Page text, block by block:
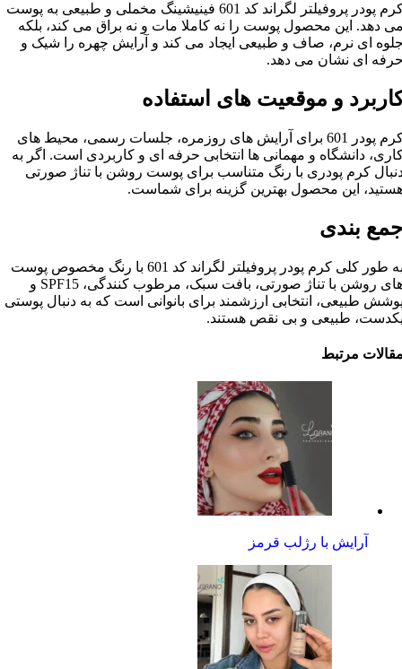
کرم پودر پروفیلتر لگراند کد 601 فینیشینگ مخملی و طبیعی به پوست
دهد. این محصول پوست را نه کاملا مات و نه براق می کند، بلکه
ای نرم، صاف و طبیعی ایجاد می کند و آرایش چهره را شیک و
ای نشان می دهد.
و موقعیت های استفاده
کرم پودر 601 برای آرایش های روزمره، جلسات رسمی، محیط های
دانشگاه و مهمانی ها انتخابی حرفه ای و کاربردی است. اگر به
کرم پودری با رنگ متناسب برای پوست روشن با تناژ صورتی
این محصول بهترین گزینه برای شماست.
بندی
به طور کلی کرم پودر پروفیلتر لگراند کد 601 با رنگ مخصوص پوست
های روشن با تناژ صورتی، بافت سبک، مرطوب کنندگی، SPF15 و
طبیعی، انتخابی ارزشمند برای بانوانی است که به دنبال پوستی
طبیعی و بی نقص هستند.
مرتبط
آرایش با رژلب قرمز